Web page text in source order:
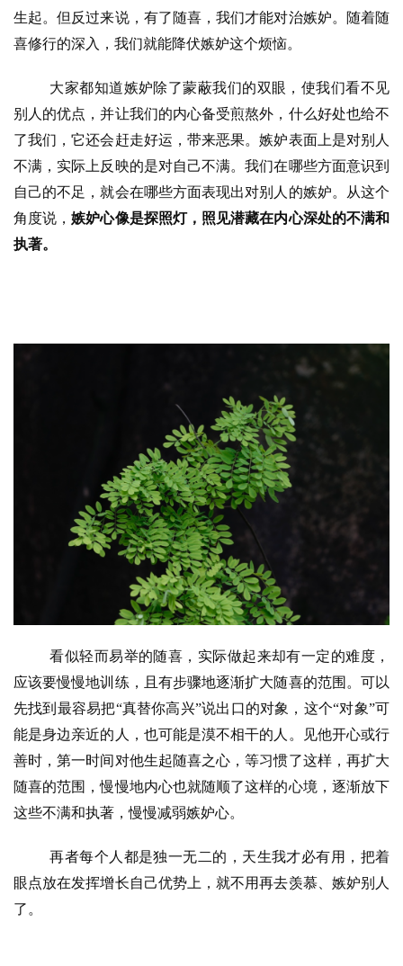
心
提
专
公
益
佛
佛
教
艺
术
法
规
注册
生起。但反过来说，有了随喜，我们才能对治嫉妒。随着随
喜修行的深入，我们就能降伏嫉妒这个烦恼。
大家都知道嫉妒除了蒙蔽我们的双眼，使我们看不见
别人的优点，并让我们的内心备受煎熬外，什么好处也给不
了我们，它还会赶走好运，带来恶果。嫉妒表面上是对别人
不满，实际上反映的是对自己不满。我们在哪些方面意识到
自己的不足，就会在哪些方面表现出对别人的嫉妒。从这个
角度说，嫉妒心像是探照灯，照见潜藏在内心深处的不满和
执著。
看似轻而易举的随喜，实际做起来却有一定的难度，
应该要慢慢地训练，且有步骤地逐渐扩大随喜的范围。可以
先找到最容易把“真替你高兴”说出口的对象，这个“对象”可
能是身边亲近的人，也可能是漠不相干的人。见他开心或行
善时，第一时间对他生起随喜之心，等习惯了这样，再扩大
随喜的范围，慢慢地内心也就随顺了这样的心境，逐渐放下
这些不满和执著，慢慢减弱嫉妒心。
再者每个人都是独一无二的，天生我才必有用，把着
眼点放在发挥增长自己优势上，就不用再去羡慕、嫉妒别人
了。